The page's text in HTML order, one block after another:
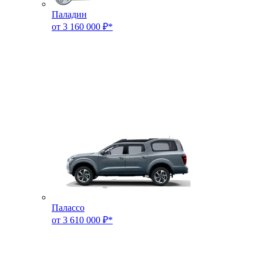
Паладин
от 3 160 000 ₽*
Палассо
от 3 610 000 ₽*